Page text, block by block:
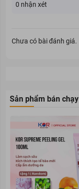
0 nhận xét
Chưa có bài đánh giá.
Sản phẩm bán chạy